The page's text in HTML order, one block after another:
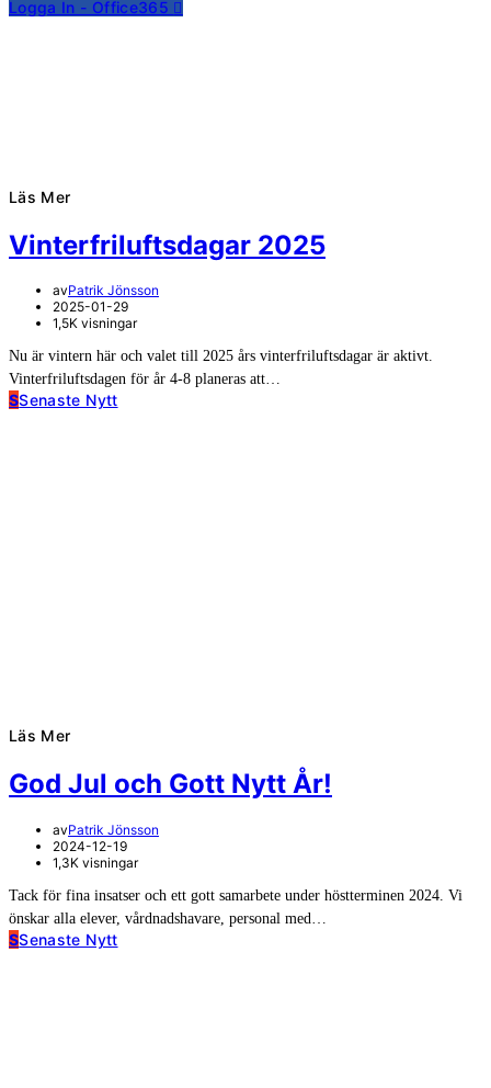
Logga In - Office365
Läs Mer
Vinterfriluftsdagar 2025
avPatrik Jönsson
2025-01-29
1,5K visningar
Nu är vintern här och valet till 2025 års vinterfriluftsdagar är aktivt.
Vinterfriluftsdagen för år 4-8 planeras att…
SSenaste Nytt
Läs Mer
God Jul och Gott Nytt År!
avPatrik Jönsson
2024-12-19
1,3K visningar
Tack för fina insatser och ett gott samarbete under höstterminen 2024. Vi
önskar alla elever, vårdnadshavare, personal med…
SSenaste Nytt